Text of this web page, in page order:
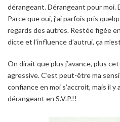
dérangeant. Dérangeant pour moi.
Parce que oui, j’ai parfois pris
regards des autres. Restée figée
dicte et l’influence d’autrui, ça
On dirait que plus j’avance, plus
agressive. C’est peut-être ma
confiance en moi s’accroit, mais il y
dérangeant en S.V.P.!!